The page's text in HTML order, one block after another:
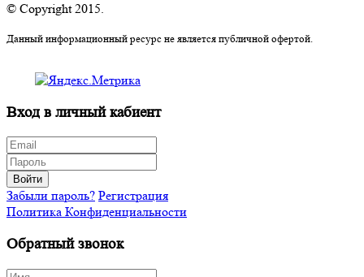
© Copyright 2015.
Данный информационный ресурс не является публичной офертой.
Вход в личный кабиент
Войти
Забыли пароль? Регистрация
Политика Конфиденциальности
Обратный звонок